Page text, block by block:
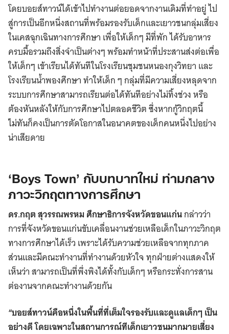
โดยบอยส์ทาวน์ได้เข้าไปทำงานต่อยอดจากงานเดิมที่ทำอยู่ ไป
สู่การเป็นอีกหนึ่งสถานที่พร้อมรองรับเด็กและเยาวชนกลุ่มเสี่ยง
ในเคสฉุกเฉินทางการศึกษา เพื่อให้เด็กๆ มีที่พัก ได้รับอาหาร
ครบมื้อรวมถึงสิ่งจำเป็นต่างๆ พร้อมทำหน้าที่ประสานส่งต่อเพื่อ
ให้เด็กๆ เข้าเรียนได้ทันทีในโรงเรียนชุมชนหนองกุงวิทยา และ
โรงเรียนน้ำพองศึกษา ทำให้เด็ก ๆ กลุ่มที่มีความเสี่ยงหลุดจาก
ระบบการศึกษาสามารถเรียนต่อได้ทันทีอย่างไม่ทิ้งช่วง หรือ
ต้องหันหลังให้กับการศึกษาไปตลอดชีวิต ซึ่งหากกู้วิกฤตนี้
ไม่ทันก็คงเป็นการตัดโอกาสในอนาคตของเด็กคนหนึ่งไปอย่าง
น่าเสียดาย
‘Boys Town’ กับบทบาทใหม่ ท่ามกลาง
ภาวะวิกฤตทางการศึกษา
ดร.กฤต สุวรรณพรหม ศึกษาธิการจังหวัดขอนแก่นกล่าวว่า
การที่จังหวัดขอนแก่นขับเคลื่อนงานช่วยเหลือเด็กในภาวะวิกฤต
ทางการศึกษาได้เร็ว เพราะได้รับความช่วยเหลือจากทุกภาค
ส่วนและมีคณะทำงานที่ทำงานด้วยหัวใจ ทุกฝ่ายต่างแสดงให้
เห็นว่า สามารถเป็นที่พึ่งพิงได้ทั้งกับเด็กๆ หรือกระทั่งการสาน
ต่องานจากคณะทำงานด้วยกัน
“บอยส์ทาวน์คือหนึ่งในพื้นที่ที่เต็มใจรองรับและดูแลเด็กๆ เป็น
อย่างดี โดยเฉพาะในสถานการณ์ทีเด็กเยาวชนมากมายเสี่ยง